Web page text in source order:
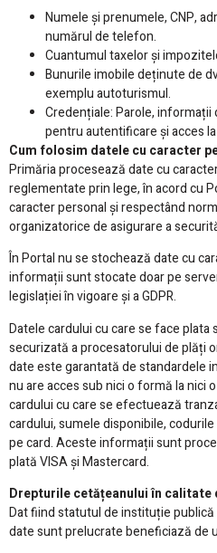
Numele și prenumele, CNP,
numărul de telefon.
Cuantumul taxelor și
Bunurile imobile deținute de
exemplu autoturismul.
Credențiale: Parole,
pentru autentificare și acces
Cum folosim datele cu caracter
Primăria procesează date cu
reglementate prin lege, în acord cu
caracter personal și respectând
organizatorice de asigurare a
În Portal nu se stochează date cu
informații sunt stocate doar pe
legislației în vigoare și a GDPR.
Datele cardului cu care se face
securizată a procesatorului de plăți
date este garantată de standardele
nu are acces sub nici o formă la nici
cardului cu care se efectuează
cardului, sumele disponibile,
pe card. Aceste informații sunt
plată VISA și Mastercard.
Drepturile cetățeanului în calitate
Dat fiind statutul de instituție
date sunt prelucrate beneficiază de